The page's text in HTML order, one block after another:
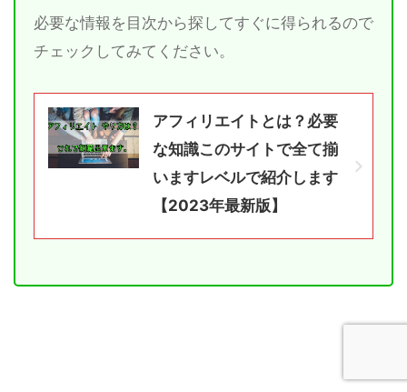
必要な情報を目次から探してすぐに得られるので
チェックしてみてください。
アフィリエイトとは？必要
な知識このサイトで全て揃
いますレベルで紹介します
【2023年最新版】